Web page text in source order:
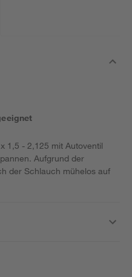
1,5 - 2,125 mit Autoventil
Aufgrund der
der Schlauch mühelos auf